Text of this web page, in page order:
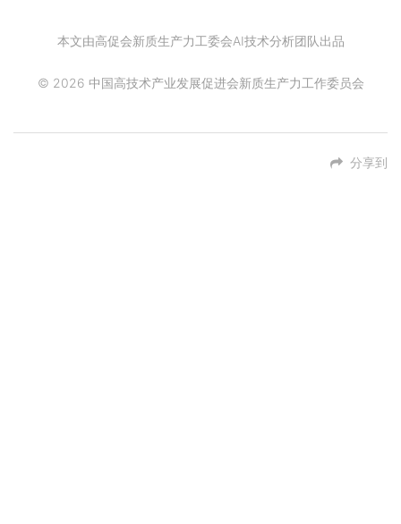
本文由高促会新质生产力工委会AI技术分析团队出品
© 2026 中国高技术产业发展促进会新质生产力工作委员会
分享到